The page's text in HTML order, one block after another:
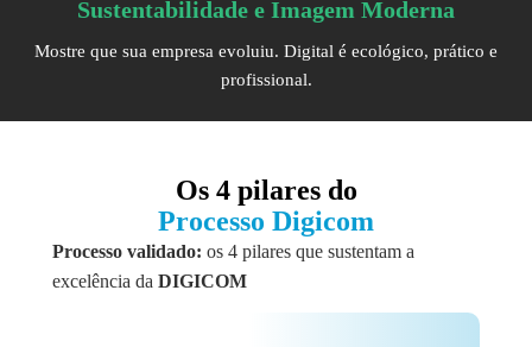
Sustentabilidade e Imagem Moderna
Mostre que sua empresa evoluiu. Digital é ecológico, prático e
profissional.
Os 4 pilares do
Processo Digicom
Processo validado: os 4 pilares que sustentam a
excelência da DIGICOM